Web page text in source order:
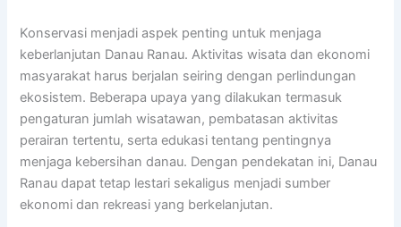
Konservasi menjadi aspek penting untuk menjaga
keberlanjutan Danau Ranau. Aktivitas wisata dan ekonomi
masyarakat harus berjalan seiring dengan perlindungan
ekosistem. Beberapa upaya yang dilakukan termasuk
pengaturan jumlah wisatawan, pembatasan aktivitas
perairan tertentu, serta edukasi tentang pentingnya
menjaga kebersihan danau. Dengan pendekatan ini, Danau
Ranau dapat tetap lestari sekaligus menjadi sumber
ekonomi dan rekreasi yang berkelanjutan.